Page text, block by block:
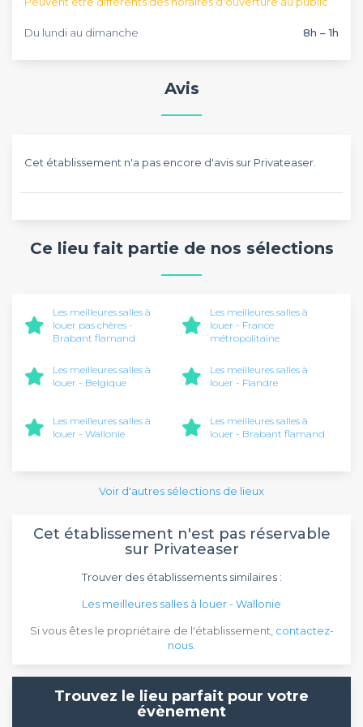
Du lundi au dimanche 8h – 1h
Avis
Cet établissement n'a pas encore d'avis sur Privateaser.
Ce lieu fait partie de nos sélections
Les meilleures salles à
louer pas chères -
Brabant flamand
Les meilleures salles à
louer - France
métropolitaine
Les meilleures salles à
louer - Belgique
Les meilleures salles à
louer - Flandre
Les meilleures salles à
louer - Wallonie
Les meilleures salles à
louer - Brabant flamand
Voir d'autres sélections de lieux
Cet établissement n'est pas réservable
sur Privateaser
Trouver des établissements similaires :
Les meilleures salles à louer - Wallonie
Si vous êtes le propriétaire de l'établissement, contactez-
nous
Trouvez le lieu parfait pour votre
évènement